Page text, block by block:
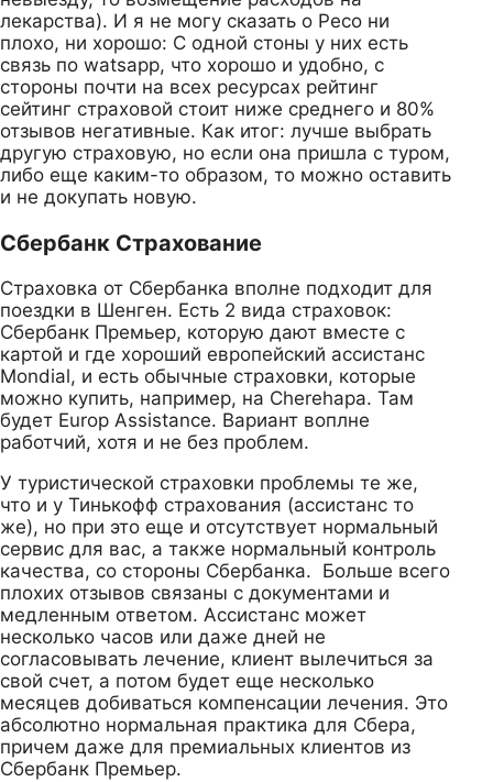
лекарства). И я не могу сказать о Ресо ни
плохо, ни хорошо: С одной стоны у них есть
связь по watsapp, что хорошо и удобно, с
стороны почти на всех ресурсах рейтинг
сейтинг страховой стоит ниже среднего и 80%
отзывов негативные. Как итог: лучше выбрать
другую страховую, но если она пришла с туром,
либо еще каким-то образом, то можно оставить
и не докупать новую.
Сбербанк Страхование
Страховка от Сбербанка вполне подходит для
поездки в Шенген. Есть 2 вида страховок:
Сбербанк Премьер, которую дают вместе с
картой и где хороший европейский ассистанс
Mondial, и есть обычные страховки, которые
можно купить, например, на Cherehapa. Там
будет Europ Assistance. Вариант воплне
работчий, хотя и не без проблем.
У туристической страховки проблемы те же,
что и у Тинькофф страхования (ассистанс то
же), но при это еще и отсутствует нормальный
сервис для вас, а также нормальный контроль
качества, со стороны Сбербанка. Больше всего
плохих отзывов связаны с документами и
медленным ответом. Ассистанс может
несколько часов или даже дней не
согласовывать лечение, клиент вылечиться за
свой счет, а потом будет еще несколько
месяцев добиваться компенсации лечения. Это
абсолютно нормальная практика для Сбера,
причем даже для премиальных клиентов из
Сбербанк Премьер.